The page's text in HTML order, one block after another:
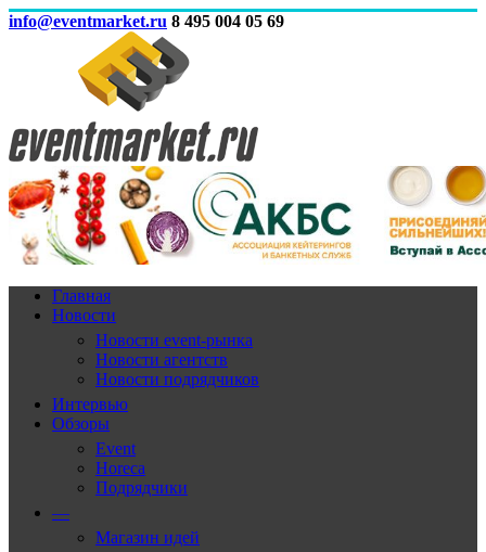
info@eventmarket.ru 8 495 004 05 69
Главная
Новости
Новости event-рынка
Новости агентств
Новости подрядчиков
Интервью
Обзоры
Event
Horeca
Подрядчики
—
Магазин идей